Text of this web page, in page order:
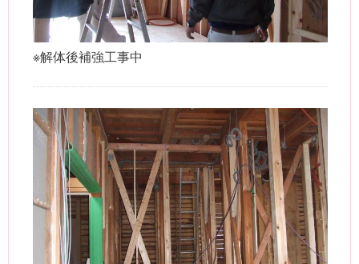
※解体後補強工事中